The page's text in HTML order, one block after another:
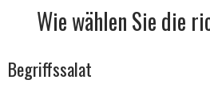
Wie wählen Sie die
Begriffssalat